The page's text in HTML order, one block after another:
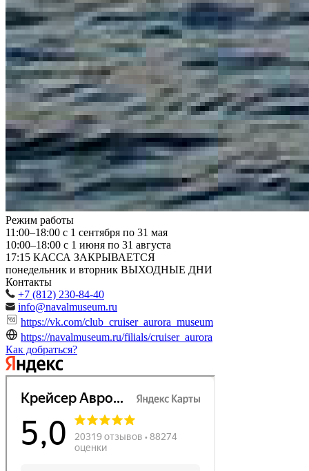
Режим работы
11:00–18:00 с 1 сентября по 31 мая
10:00–18:00 с 1 июня по 31 августа
17:15 КАССА ЗАКРЫВАЕТСЯ
понедельник и вторник ВЫХОДНЫЕ ДНИ
Контакты
+7 (812) 230-84-40
info@navalmuseum.ru
https://vk.com/club_cruiser_aurora_museum
https://navalmuseum.ru/filials/cruiser_aurora
Как добраться?